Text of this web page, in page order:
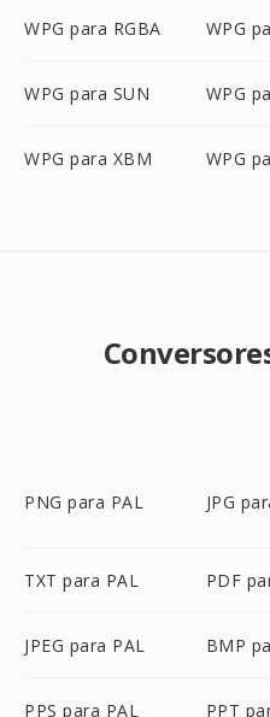
WPG para RGBA WPG
WPG para SUN WPG
WPG para XBM WPG
PNG para PAL JPG
TXT para PAL PDF
JPEG para PAL BMP
PPS para PAL PPT